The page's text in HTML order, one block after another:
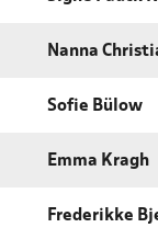
Nanna
Sofie Bülow
Emma Kragh
Frederikke